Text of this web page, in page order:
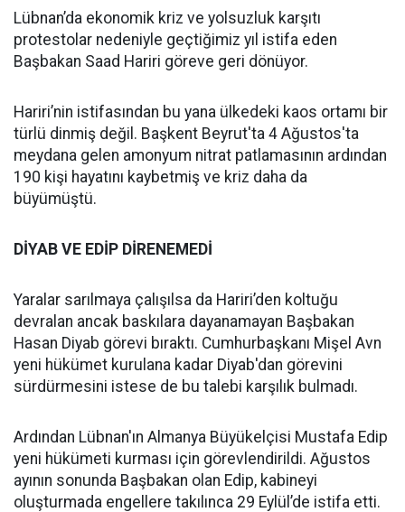
Lübnan’da ekonomik kriz ve yolsuzluk karşıtı
protestolar nedeniyle geçtiğimiz yıl istifa eden
Başbakan Saad Hariri göreve geri dönüyor.
Hariri’nin istifasından bu yana ülkedeki kaos ortamı bir
türlü dinmiş değil. Başkent Beyrut'ta 4 Ağustos'ta
meydana gelen amonyum nitrat patlamasının ardından
190 kişi hayatını kaybetmiş ve kriz daha da
büyümüştü.
DİYAB VE EDİP DİRENEMEDİ
Yaralar sarılmaya çalışılsa da Hariri’den koltuğu
devralan ancak baskılara dayanamayan Başbakan
Hasan Diyab görevi bıraktı. Cumhurbaşkanı Mişel Avn
yeni hükümet kurulana kadar Diyab'dan görevini
sürdürmesini istese de bu talebi karşılık bulmadı.
Ardından Lübnan'ın Almanya Büyükelçisi Mustafa Edip
yeni hükümeti kurması için görevlendirildi. Ağustos
ayının sonunda Başbakan olan Edip, kabineyi
oluşturmada engellere takılınca 29 Eylül’de istifa etti.